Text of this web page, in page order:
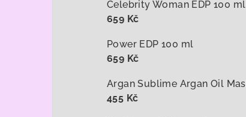
Celebrity Woman EDP 100 ml
659 Kč
Power EDP 100 ml
659 Kč
455 Kč